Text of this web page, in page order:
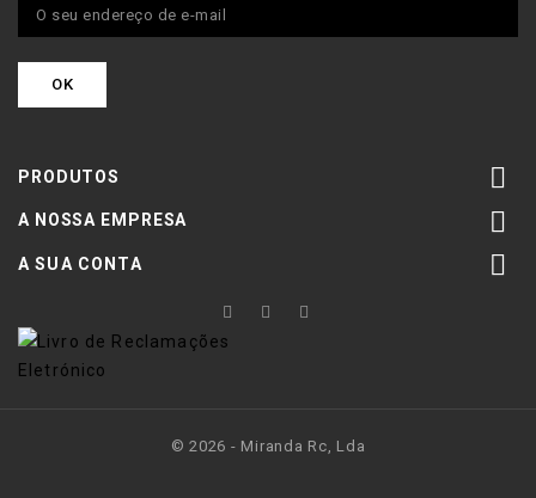
PRODUTOS 
A NOSSA EMPRESA 
A SUA CONTA 
© 2026 - Miranda Rc, Lda